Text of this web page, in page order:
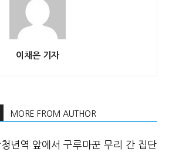
이채은 기자
MORE FROM AUTHOR
년역 앞에서 구루마꾼 무리 간 집단